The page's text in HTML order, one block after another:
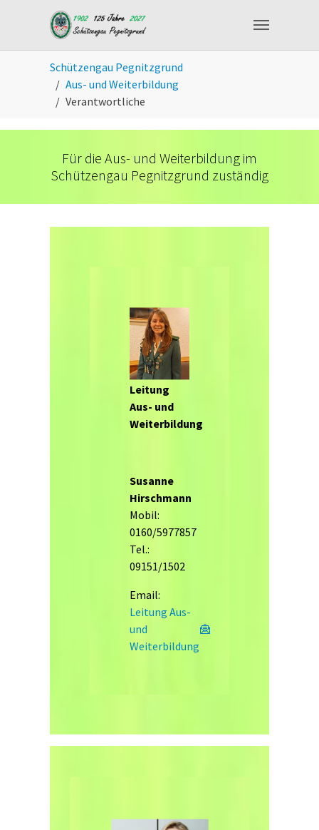
Skip to main content
Schützengau Pegnitzgrund
Aus- und Weiterbildung
Verantwortliche
Für die Aus- und Weiterbildung im
Schützengau Pegnitzgrund zuständig
Leitung
Aus- und
Weiterbildung
Susanne
Hirschmann
Mobil:
0160/5977857
Tel.:
09151/1502
Email:
Leitung Aus-
und
Weiterbildung